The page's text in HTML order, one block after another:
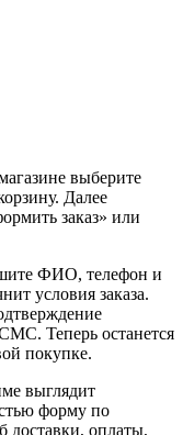
выберите
Далее
заказ» или
ФИО, телефон и
условия заказа.
Теперь останется
покупке.
выглядит
форму по
доставки, оплаты,